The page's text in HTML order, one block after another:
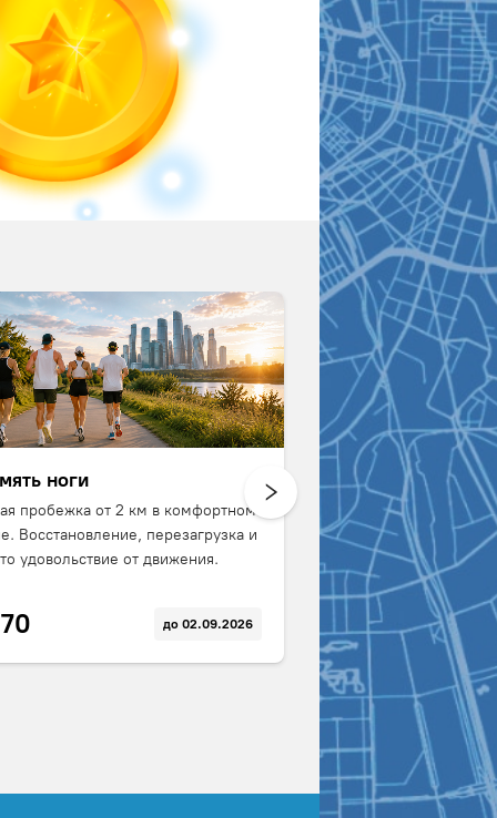
ноги
пробежка от 2 км в комфортном
Восстановление, перезагрузка и
удовольствие от движения.
70 до 02.09.2026
Танцевальная пауза
Потанцуйте в
студии или на улице.
любой уровень
90